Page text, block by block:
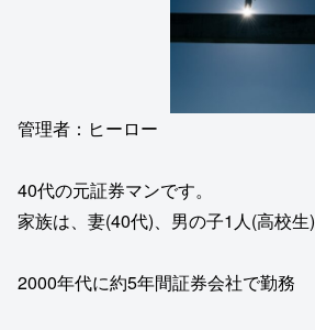
管理者：ヒーロー
40代の元証券マンです。
家族は、妻(40代)、男の子1人(高校生)
2000年代に約5年間証券会社で勤務